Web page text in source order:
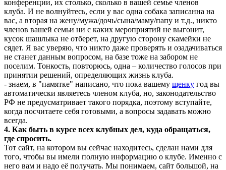
конференции, их столько, сколько в вашей семье членов
клуба. И не волнуйтесь, если у вас одна собака записанна на
вас, а вторая на жену/мужа/дочь/сына/маму/папу и т.д., никто
членов вашей семьи ни с каких мероприятий не выгонит,
кусок шашлыка не отберет, на другую сторону скамейки не
сядет. Я вас уверяю, что никто даже проверять и озадачиваться
не станет данным вопросом, на базе тоже на забором не
поселим. Тонкость, повторюсь, одна – количество голосов при
принятии решений, определяющих жизнь клуба.
- знаем, в "памятке" написано, что пока вашему щенку год вы
автоматически являетесь членом клуба, но, законодательство
РФ не предусматривает такого порядка, поэтому вступайте,
когда посчитаете себя готовыми, а вопросы задавать можно
всегда.
4. Как быть в курсе всех клубных дел, куда обращаться,
где спросить.
Тот сайт, на котором вы сейчас находитесь, сделан нами для
того, чтобы вы имели полную информацию о клубе. Именно с
него вам и надо её получать. Мы понимаем, сайт большой, на